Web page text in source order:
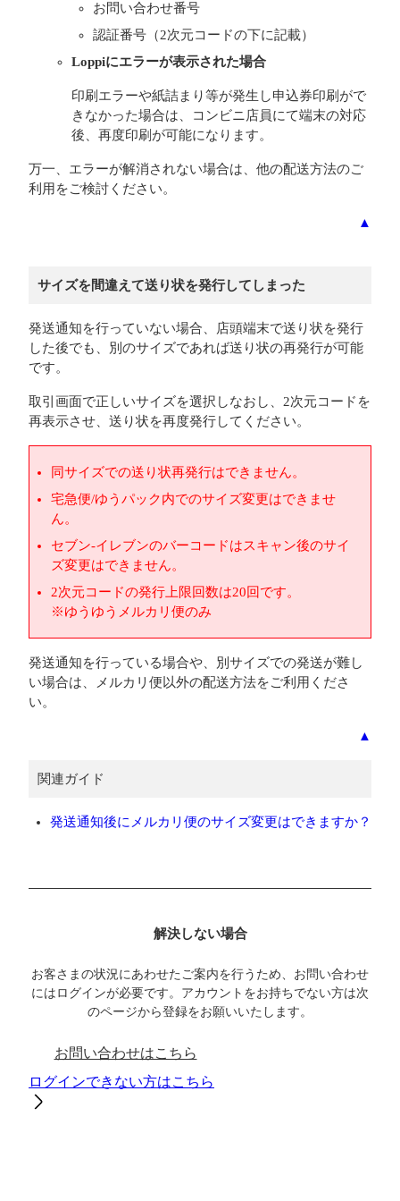
お問い合わせ番号
認証番号（2次元コードの下に記載）
Loppiにエラーが表示された場合
印刷エラーや紙詰まり等が発生し申込券印刷がで
きなかった場合は、コンビニ店員にて端末の対応
後、再度印刷が可能になります。
万一、エラーが解消されない場合は、他の配送方法のご
利用をご検討ください。
▲
サイズを間違えて送り状を発行してしまった
発送通知を行っていない場合、店頭端末で送り状を発行
した後でも、別のサイズであれば送り状の再発行が可能
です。
取引画面で正しいサイズを選択しなおし、2次元コードを
再表示させ、送り状を再度発行してください。
同サイズでの送り状再発行はできません。
宅急便/ゆうパック内でのサイズ変更はできませ
ん。
セブン-イレブンのバーコードはスキャン後のサイ
ズ変更はできません。
2次元コードの発行上限回数は20回です。
※ゆうゆうメルカリ便のみ
発送通知を行っている場合や、別サイズでの発送が難し
い場合は、メルカリ便以外の配送方法をご利用くださ
い。
▲
関連ガイド
発送通知後にメルカリ便のサイズ変更はできますか？
解決しない場合
お客さまの状況にあわせたご案内を行うため、お問い合わせ
にはログインが必要です。アカウントをお持ちでない方は次
のページから登録をお願いいたします。
お問い合わせはこちら
ログインできない方はこちら